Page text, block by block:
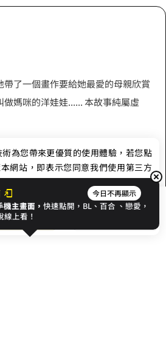
了一個畫作要給她最愛的母親欣賞
媽咪的洋娃娃...... 本故事純屬虛
今日不再顯示
機主畫面，快速點開，BL、百合 、戀愛，
上看！
為您帶來更優質的使用體驗，若您點
網站，即表示您同意我們使用第三方
請見隱私權政策。
我同意